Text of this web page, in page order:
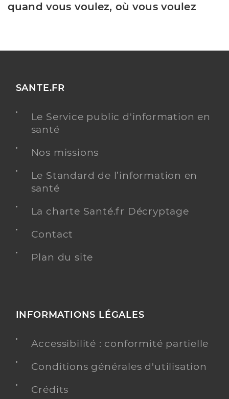
quand vous voulez, où vous voulez
SANTE.FR
Le Service public d'information en
santé
Nos missions
Le Standard de l’information en
santé
La charte Santé.fr Décryptage
Contact
Plan du site
INFORMATIONS LÉGALES
Accessibilité : conformité partielle
Conditions générales d'utilisation
Crédits